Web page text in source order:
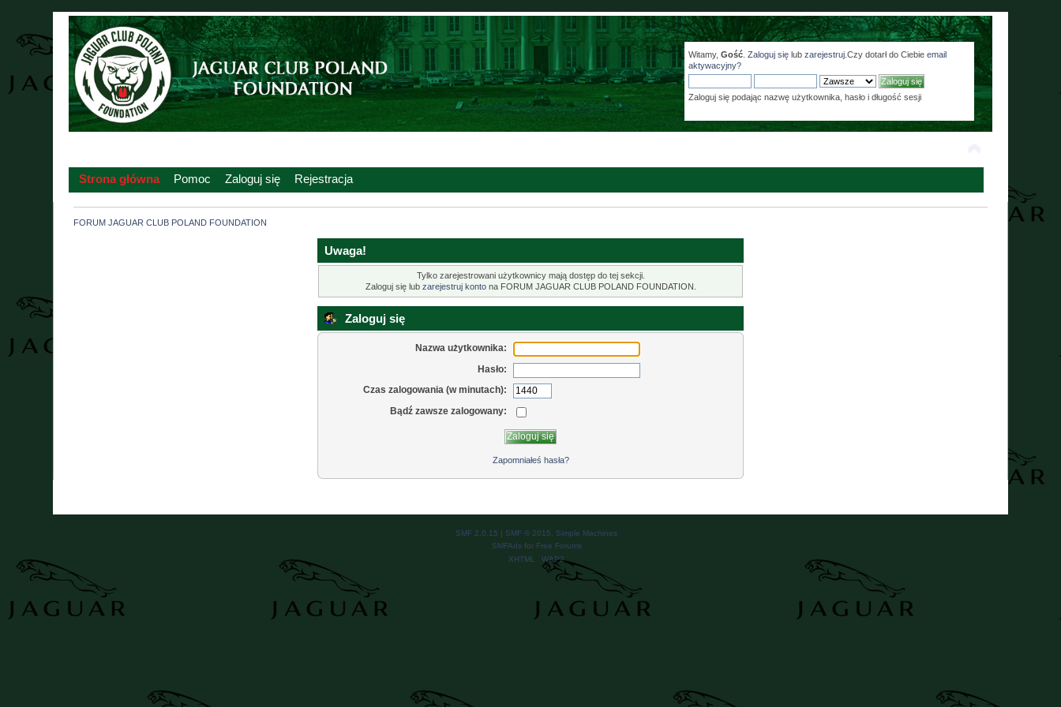
Witamy, Gość. Zaloguj sięlub zarejestruj.Czy dotarł do Ciebie email
aktywacyjny?
Zaloguj się podając nazwę użytkownika, hasło i długość sesji
Strona główna Pomoc Zaloguj się Rejestracja
FORUM JAGUAR CLUB POLAND FOUNDATION
Uwaga!
Tylko zarejestrowani użytkownicy mają dostęp do tej sekcji.
Zaloguj się lub zarejestruj kontona FORUM JAGUAR CLUB POLAND FOUNDATION.
Zaloguj się
Nazwa użytkownika:
Hasło:
Czas zalogowania (w minutach):
Bądź zawsze zalogowany:
Zapomniałeś hasła?
SMF 2.0.15 | SMF © 2015
Simple Machines
SMFAdsfor Free Forums
XHTML
WAP2